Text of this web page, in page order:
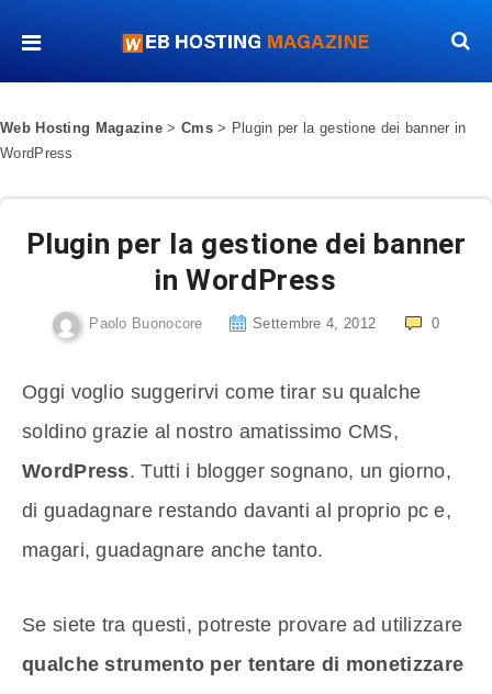
Web Hosting Magazine > Cms> Plugin per la gestione dei banner in
WordPress
Plugin per la gestione dei banner
in WordPress
Paolo Buonocore Settembre 4, 2012 0
Oggi voglio suggerirvi come tirar su qualche
soldino grazie al nostro amatissimo CMS,
WordPress. Tutti i blogger sognano, un giorno,
di guadagnare restando davanti al proprio pc e,
magari, guadagnare anche tanto.
Se siete tra questi, potreste provare ad utilizzare
qualche strumento per tentare di monetizzare